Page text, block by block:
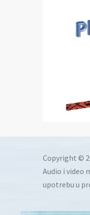
Copyright ©
Audio i video
upotrebu u